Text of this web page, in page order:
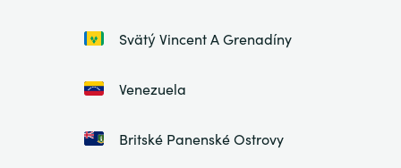
Svätý Vincent A Grenadíny
Venezuela
Britské Panenské Ostrovy